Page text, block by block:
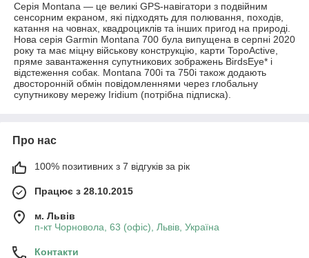
Серія Montana — це великі GPS-навігатори з подвійним
сенсорним екраном, які підходять для полювання, походів,
катання на човнах, квадроциклів та інших пригод на природі.
Нова серія Garmin Montana 700 була випущена в серпні 2020
року та має міцну військову конструкцію, карти TopoActive,
пряме завантаження супутникових зображень BirdsEye* і
відстеження собак. Montana 700i та 750i також додають
двосторонній обмін повідомленнями через глобальну
супутникову мережу Iridium (потрібна підписка).
Про нас
100% позитивних з 7 відгуків за рік
Працює з 28.10.2015
м. Львів
п-кт Чорновола, 63 (офіс), Львів, Україна
Контакти